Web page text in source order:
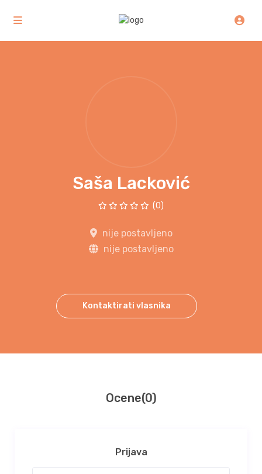
Saša Lacković
(0)
nije postavljeno
nije postavljeno
Kontaktirati vlasnika
Ocene(0)
Prijava